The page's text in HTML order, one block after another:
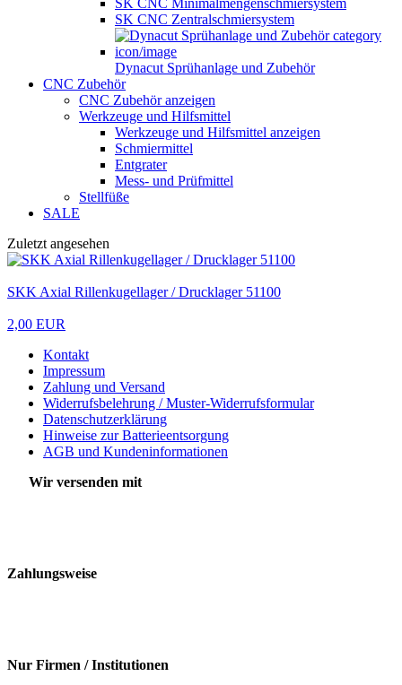
SK CNC Zentralschmiersystem
Dynacut Sprühanlage und Zubehör
CNC Zubehör
CNC Zubehör anzeigen
Werkzeuge und Hilfsmittel
Werkzeuge und Hilfsmittel anzeigen
Schmiermittel
Entgrater
Mess- und Prüfmittel
Stellfüße
SALE
Zuletzt angesehen
SKK Axial Rillenkugellager / Drucklager 51100
2,00 EUR
Kontakt
Impressum
Zahlung und Versand
Widerrufsbelehrung / Muster-Widerrufsformular
Datenschutzerklärung
Hinweise zur Batterieentsorgung
AGB und Kundeninformationen
Wir versenden mit
Zahlungsweise
Nur Firmen / Institutionen